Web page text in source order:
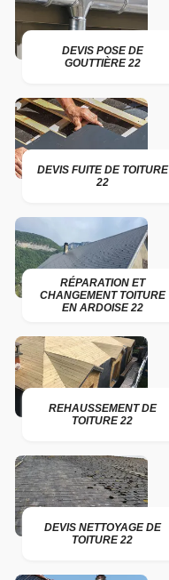
DEVIS POSE DE
GOUTTIÈRE 22
DEVIS FUITE DE TOITURE
22
RÉPARATION ET
CHANGEMENT TOITURE
EN ARDOISE 22
REHAUSSEMENT DE
TOITURE 22
DEVIS NETTOYAGE DE
TOITURE 22